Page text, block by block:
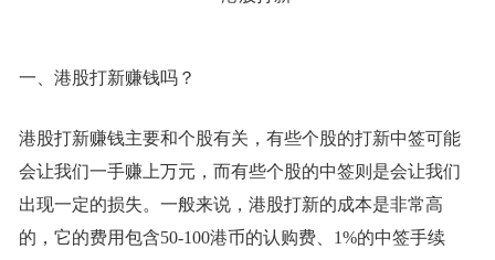
一、港股打新赚钱吗？
港股打新赚钱主要和个股有关，有些个股的打新中签可能
会让我们一手赚上万元，而有些个股的中签则是会让我们
出现一定的损失。一般来说，港股打新的成本是非常高
的，它的费用包含50-100港币的认购费、1%的中签手续